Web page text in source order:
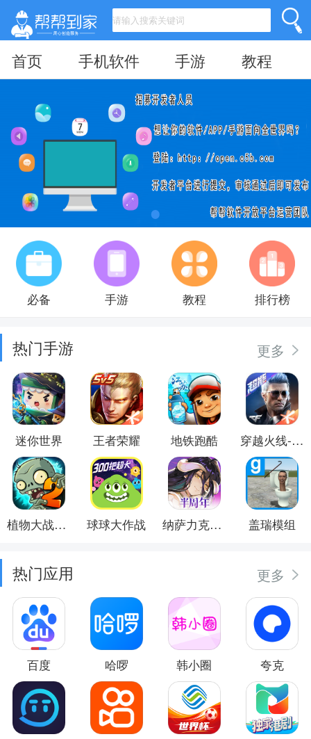
首页 手机软件 手游 教程
必备 手游 教程 排行榜
热门手游 更多
迷你世界 王者荣耀 地铁跑酷 穿越火线-枪战王者
植物大战僵尸2 球球大作战 纳萨力克之王 盖瑞模组
热门应用 更多
百度 哈啰 韩小圈 夸克